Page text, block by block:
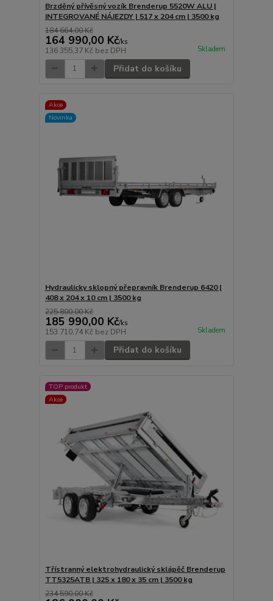
Brzděný přívěsný vozík Brenderup 5520W ALU |
INTEGROVANÉ NÁJEZDY | 517 x 204 cm | 3500 kg
184 664,00 Kč
164 990,00 Kč/ks
136 355,37 Kč bez DPH Skladem
Přidat do košíku
Akce
Novinka
Hydraulicky sklopný přepravník Brenderup 6420 |
408 x 204 x 10 cm | 3500 kg
225 800,00 Kč
185 990,00 Kč/ks
153 710,74 Kč bez DPH Skladem
Přidat do košíku
TOP produkt
Akce
Třístranný elektrohydraulický sklápěč Brenderup
TT5325ATB | 325 x 180 x 35 cm | 3500 kg
234 590,00 Kč